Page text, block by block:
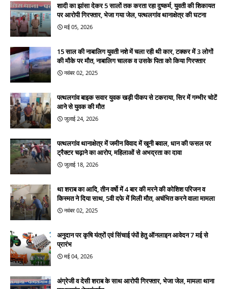
शादी का झांसा देकर 5 सालों तक करता रहा दुष्कर्म, युवती की शिकायत
पर आरोपी गिरफ्तार, भेजा गया जेल, पत्थलगांव थानाक्षेत्र की घटना
मई 05, 2026
15 साल की नाबालिग युवती नशे में चला रही थी कार, टक्कर में 3 लोगों
की मौके पर मौत, नाबालिग चालक व उसके पिता को किया गिरफ्तार
नवंबर 02, 2025
पत्थलगांव बाइक सवार युवक खड़ी पीकप से टकराया, सिर में गम्भीर चोटें
आने से युवक की मौत
जुलाई 24, 2026
पत्थलगांव थानाक्षेत्र में जमीन विवाद में खूनी बवाल, धान की फसल पर
ट्रैक्टर चढ़ाने का आरोप, महिलाओं से अभद्रता का दावा
जुलाई 18, 2026
था शराब का आदि, तीन वर्षो में 4 बार की मरने की कोशिश परिजन व
किस्मत ने दिया साथ, 5वी दफे में मिली मौत, अचंभित करने वाला मामला
नवंबर 02, 2025
अनुदान पर कृषि यंत्रों एवं सिंचाई पंपों हेतु ऑनलाइन आवेदन 7 मई से
प्रारंभ
मई 04, 2026
अंग्रेजी व देसी शराब के साथ आरोपी गिरफ्तार, भेजा जेल, मामला थाना